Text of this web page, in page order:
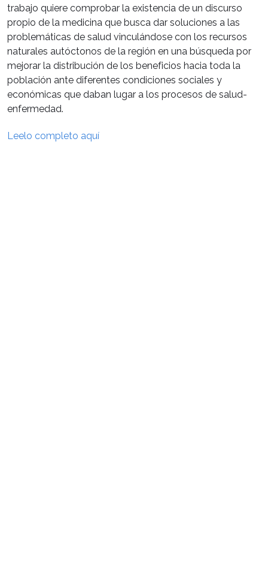
trabajo quiere comprobar la existencia de un discurso
propio de la medicina que busca dar soluciones a las
problemáticas de salud vinculándose con los recursos
naturales autóctonos de la región en una búsqueda por
mejorar la distribución de los beneficios hacia toda la
población ante diferentes condiciones sociales y
económicas que daban lugar a los procesos de salud-
enfermedad.
Leelo completo aquí